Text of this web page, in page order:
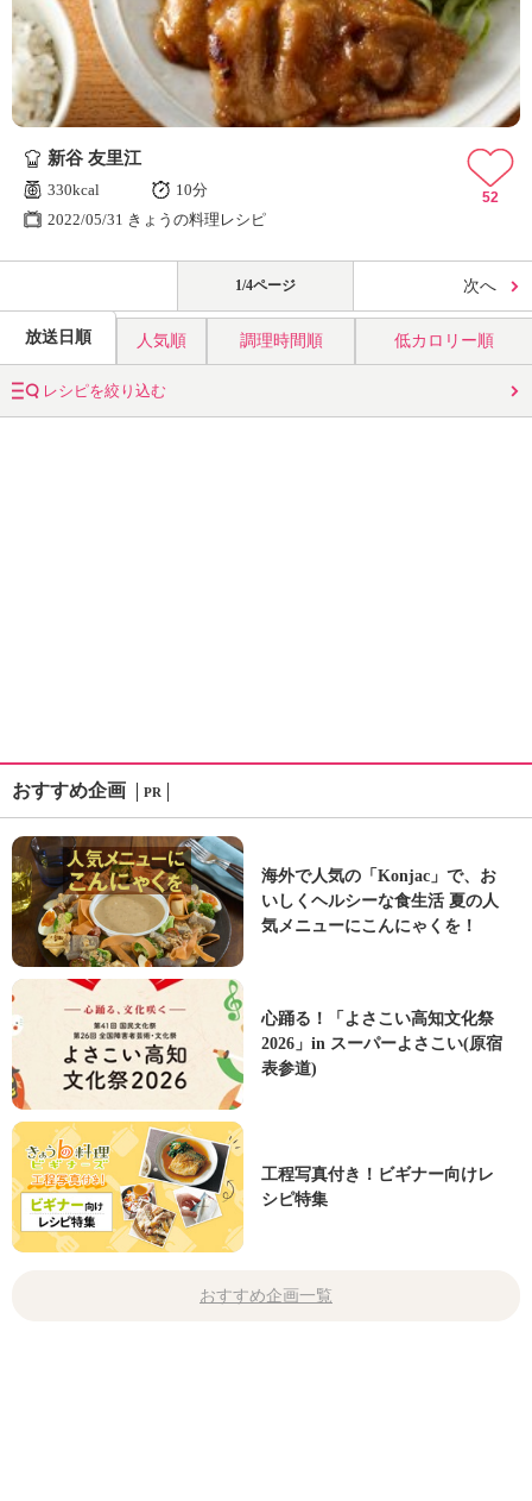
新谷 友里江
330kcal
10分
2022/05/31 きょうの料理レシピ
52
1/4ページ 次へ
放送日順 人気順 調理時間順 低カロリー順
レシピを絞り込む
おすすめ企画 PR
海外で人気の「Konjac」で、お
いしくヘルシーな食生活 夏の人
気メニューにこんにゃくを！
心踊る！「よさこい高知文化祭
2026」in スーパーよさこい(原宿
表参道)
工程写真付き！ビギナー向けレ
シピ特集
おすすめ企画一覧